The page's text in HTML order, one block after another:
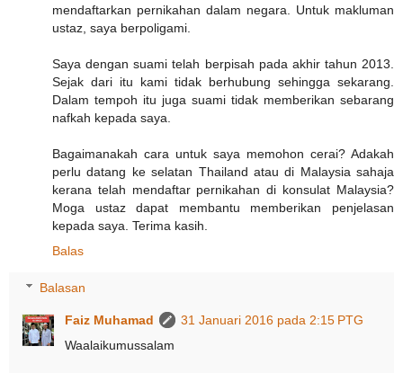
mendaftarkan pernikahan dalam negara. Untuk makluman
ustaz, saya berpoligami.
Saya dengan suami telah berpisah pada akhir tahun 2013.
Sejak dari itu kami tidak berhubung sehingga sekarang.
Dalam tempoh itu juga suami tidak memberikan sebarang
nafkah kepada saya.
Bagaimanakah cara untuk saya memohon cerai? Adakah
perlu datang ke selatan Thailand atau di Malaysia sahaja
kerana telah mendaftar pernikahan di konsulat Malaysia?
Moga ustaz dapat membantu memberikan penjelasan
kepada saya. Terima kasih.
Balas
Balasan
Faiz Muhamad
31 Januari 2016 pada 2:15 PTG
Waalaikumussalam